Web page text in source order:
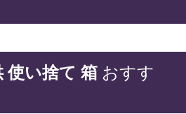
使い捨て 箱 おすす